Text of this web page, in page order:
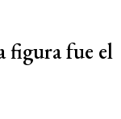
figura fue el